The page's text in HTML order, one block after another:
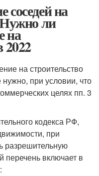
на
Нужно ли
на
2022
на строительство
при условии, что
целях пп. 3
кодекса РФ,
при
разрешительную
включает в